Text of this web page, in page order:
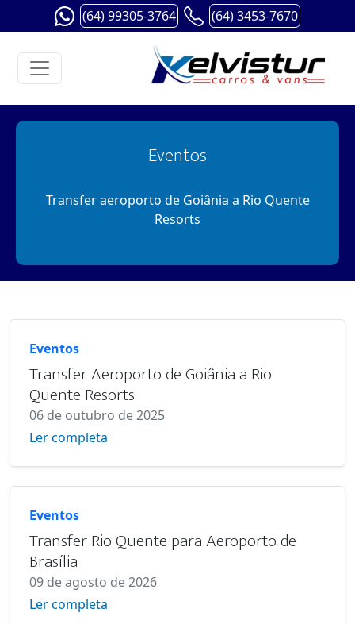
(64) 99305-3764 (64) 3453-7670
Eventos
Transfer aeroporto de Goiânia a Rio Quente
Resorts
Eventos
Transfer Aeroporto de Goiânia a Rio
Quente Resorts
06 de outubro de 2025
Ler completa
Eventos
Transfer Rio Quente para Aeroporto de
Brasília
09 de agosto de 2026
Ler completa